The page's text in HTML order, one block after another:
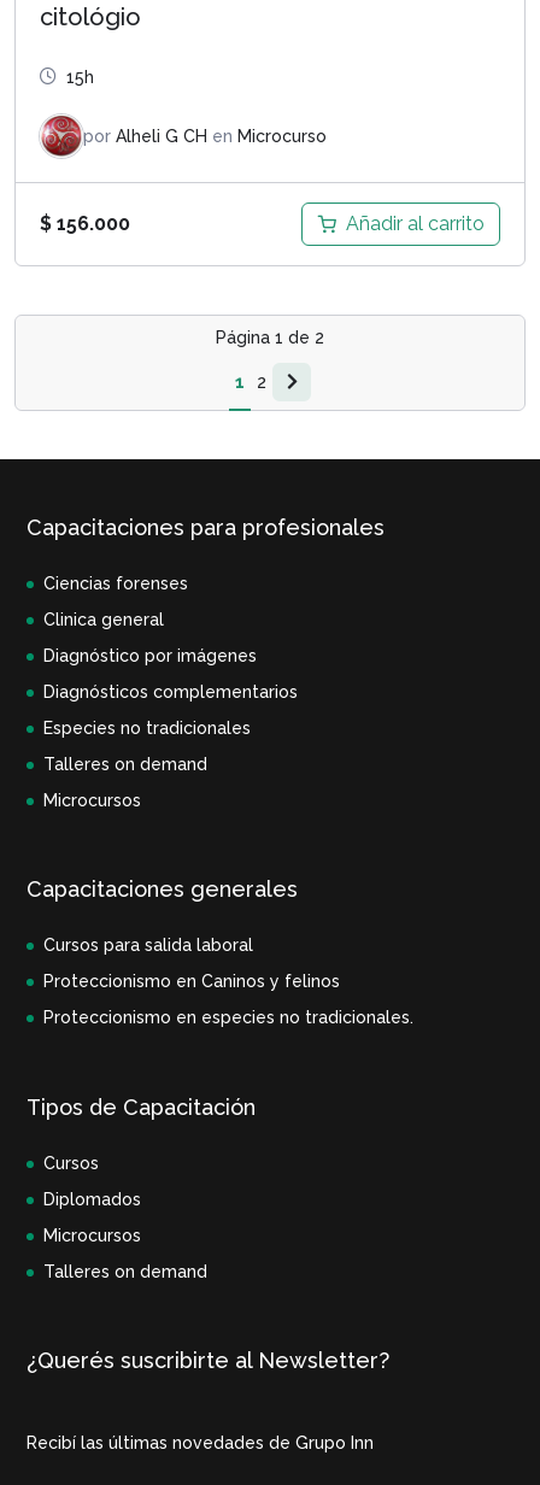
citológio
15h
por Alheli G CH en Microcurso
$ 156.000 Añadir al carrito
Página 1 de 2
1 2
Capacitaciones para profesionales
Ciencias forenses
Clinica general
Diagnóstico por imágenes
Diagnósticos complementarios
Especies no tradicionales
Talleres on demand
Microcursos
Capacitaciones generales
Cursos para salida laboral
Proteccionismo en Caninos y felinos
Proteccionismo en especies no tradicionales.
Tipos de Capacitación
Cursos
Diplomados
Microcursos
Talleres on demand
¿Querés suscribirte al Newsletter?
Recibí las últimas novedades de Grupo Inn